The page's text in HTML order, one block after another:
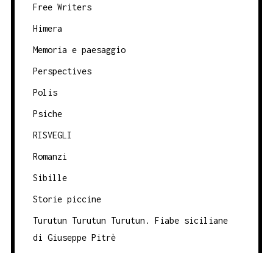
Free Writers
Himera
Memoria e paesaggio
Perspectives
Polis
Psiche
RISVEGLI
Romanzi
Sibille
Storie piccine
Turutun Turutun Turutun. Fiabe siciliane
di Giuseppe Pitrè